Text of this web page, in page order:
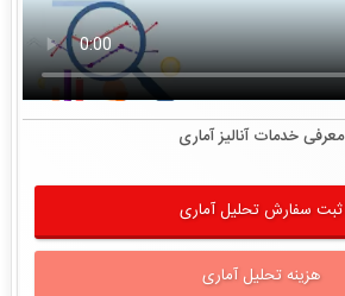
معرفی خدمات آنالیز آماری
ثبت سفارش تحلیل آماری
هزینه تحلیل آماری